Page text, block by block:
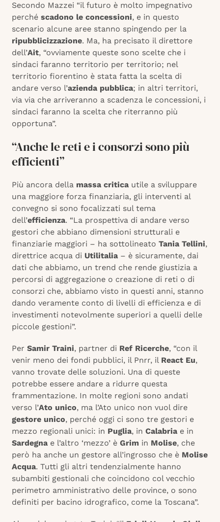
Secondo Mazzei “il futuro è molto impegnativo
perché scadono le concessioni, e in questo
scenario alcune aree stanno spingendo per la
ripubblicizzazione. Ma, ha precisato il direttore
dell’Ait, “ovviamente queste sono scelte che i
sindaci faranno territorio per territorio; nel
territorio fiorentino è stata fatta la scelta di
andare verso l’azienda pubblica; in altri territori,
via via che arriveranno a scadenza le concessioni, i
sindaci faranno la scelta che riterranno più
opportuna”.
“Anche le reti e i consorzi sono più
efficienti”
Più ancora della massa critica utile a sviluppare
una maggiore forza finanziaria, gli interventi al
convegno si sono focalizzati sul tema
dell’efficienza. “La prospettiva di andare verso
gestori che abbiano dimensioni strutturali e
finanziarie maggiori – ha sottolineato Tania Tellini,
direttrice acqua di Utilitalia – è sicuramente, dai
dati che abbiamo, un trend che rende giustizia a
percorsi di aggregazione o creazione di reti o di
consorzi che, abbiamo visto in questi anni, stanno
dando veramente conto di livelli di efficienza e di
investimenti notevolmente superiori a quelli delle
piccole gestioni”.
Per Samir Traini, partner di Ref Ricerche, “con il
venir meno dei fondi pubblici, il Pnrr, il React Eu,
vanno trovate delle soluzioni. Una di queste
potrebbe essere andare a ridurre questa
frammentazione. In molte regioni sono andati
verso l’Ato unico, ma l’Ato unico non vuol dire
gestore unico, perché oggi ci sono tre gestori e
mezzo regionali unici: in Puglia, in Calabria e in
Sardegna e l’altro ‘mezzo’ è Grim in Molise, che
però ha anche un gestore all’ingrosso che è Molise
Acqua. Tutti gli altri tendenzialmente hanno
subambiti gestionali che coincidono col vecchio
perimetro amministrativo delle province, o sono
definiti per bacino idrografico, come la Toscana”.